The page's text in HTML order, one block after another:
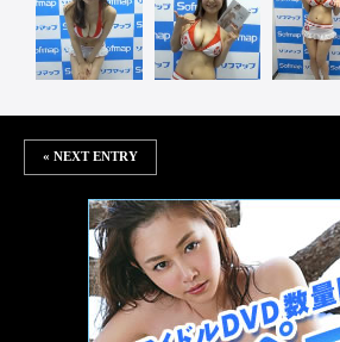
« NEXT ENTRY